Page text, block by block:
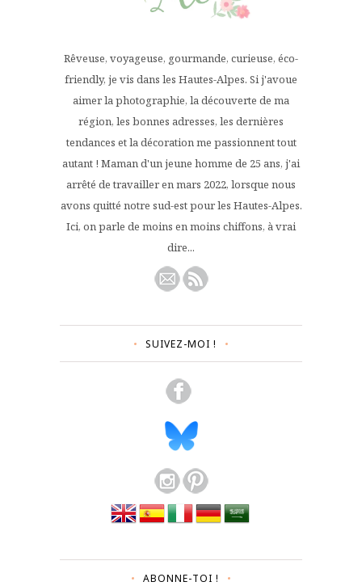
Rêveuse, voyageuse, gourmande, curieuse, éco-
friendly, je vis dans les Hautes-Alpes. Si j'avoue
aimer la photographie, la découverte de ma
région, les bonnes adresses, les dernières
tendances et la décoration me passionnent tout
autant ! Maman d'un jeune homme de 25 ans, j'ai
arrêté de travailler en mars 2022, lorsque nous
avons quitté notre sud-est pour les Hautes-Alpes.
Ici, on parle de moins en moins chiffons, à vrai
dire...
SUIVEZ-MOI !
ABONNE-TOI !